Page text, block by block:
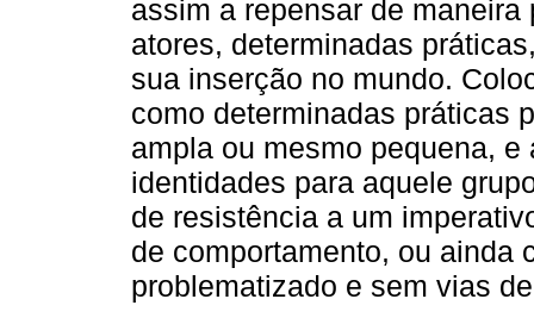
assim a repensar de
atores, determinadas
sua inserção no mundo.
como determinadas práticas
ampla ou mesmo pequena,
identidades para aquele
de resistência a um
de comportamento, ou ainda
problematizado e sem vias